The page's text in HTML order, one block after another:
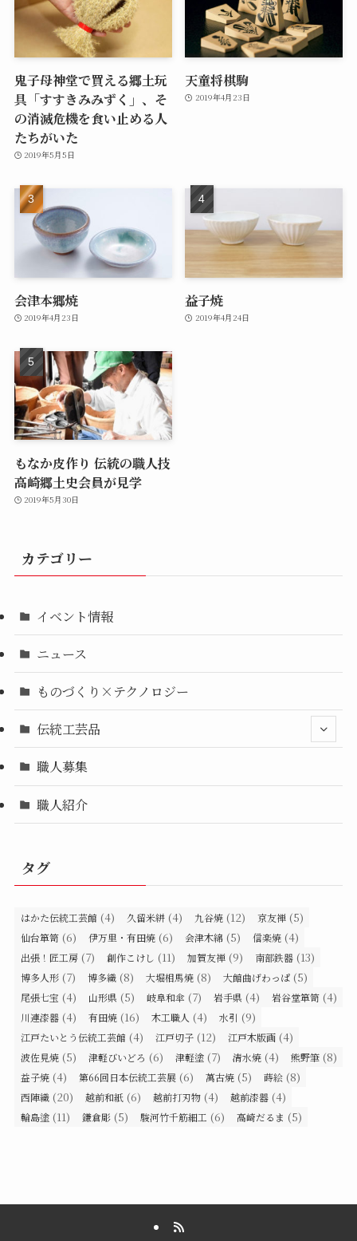
鬼子母神堂で買える郷土玩
具「すすきみみずく」、そ
の消滅危機を食い止める人
たちがいた
2019年5月5日
天童将棋駒
2019年4月23日
会津本郷焼
2019年4月23日
益子焼
2019年4月24日
もなか皮作り 伝統の職人技
高崎郷土史会員が見学
2019年5月30日
カテゴリー
イベント情報
ニュース
ものづくり×テクノロジー
伝統工芸品
職人募集
職人紹介
タグ
はかた伝統工芸館 (4) 久留米絣 (4) 九谷焼 (12) 京友禅 (5)
仙台箪笥 (6) 伊万里・有田焼 (6) 会津木綿 (5) 信楽焼 (4)
出張！匠工房 (7) 創作こけし (11) 加賀友禅 (9) 南部鉄器 (13)
博多人形 (7) 博多織 (8) 大堀相馬焼 (8) 大館曲げわっぱ (5)
尾張七宝 (4) 山形県 (5) 岐阜和傘 (7) 岩手県 (4) 岩谷堂箪笥 (4)
川連漆器 (4) 有田焼 (16) 木工職人 (4) 水引 (9)
江戸たいとう伝統工芸館 (4) 江戸切子 (12) 江戸木版画 (4)
波佐見焼 (5) 津軽びいどろ (6) 津軽塗 (7) 清水焼 (4) 熊野筆 (8)
益子焼 (4) 第66回日本伝統工芸展 (6) 萬古焼 (5) 蒔絵 (8)
西陣織 (20) 越前和紙 (6) 越前打刃物 (4) 越前漆器 (4)
輪島塗 (11) 鎌倉彫 (5) 駿河竹千筋細工 (6) 高崎だるま (5)